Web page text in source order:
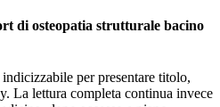
di osteopatia strutturale bacino
per presentare titolo,
La lettura completa continua invece